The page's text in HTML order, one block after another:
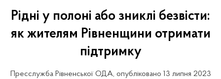
Рідні у полоні або зниклі безвісти:
як жителям Рівненщини отримати
підтримку
Пресслужба Рівненської ОДА, опубліковано 13 липня 2023